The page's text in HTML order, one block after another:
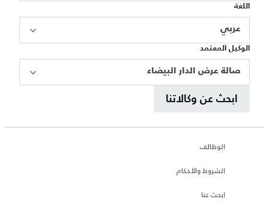
اللغة
عربي
الوكيل المعتمد
صالة عرض الدار البيضاء
ابحث عن وكالاتنا
الوظائف
الشروط والأحكام
ابحث عنا